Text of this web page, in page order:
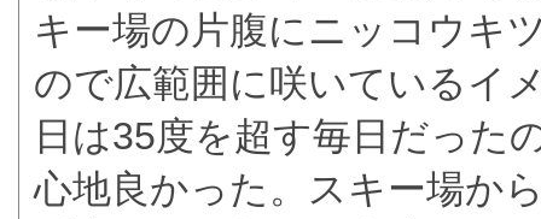
キー場の片腹にニッコウキ
ので広範囲に咲いているイ
日は35度を超す毎日だった
心地良かった。スキー場か